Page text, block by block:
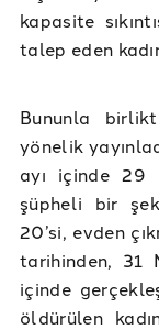
kapasite
talep eden
Bununla
yönelik
ayı içinde 29
şüpheli bir
20’si, evden
tarihinden, 31
içinde
öldürülen